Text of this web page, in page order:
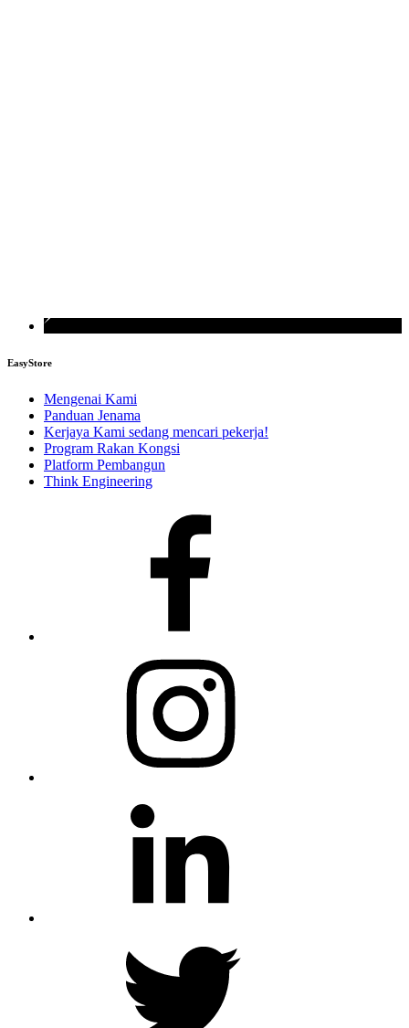
EasyStore
Mengenai Kami
Panduan Jenama
Kerjaya Kami sedang mencari pekerja!
Program Rakan Kongsi
Platform Pembangun
Think Engineering